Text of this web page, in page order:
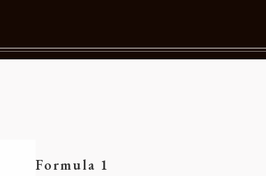
Formula 1